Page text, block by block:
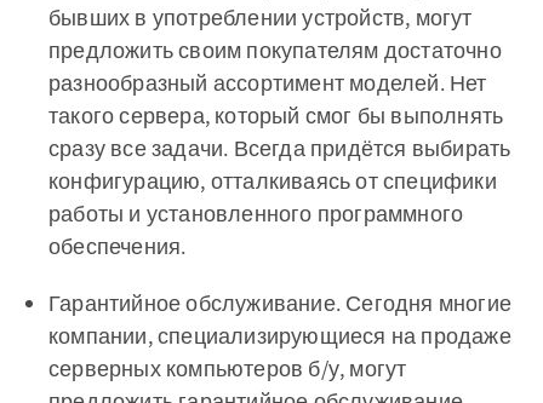
бывших в употреблении устройств, могут
предложить своим покупателям достаточно
разнообразный ассортимент моделей. Нет
такого сервера, который смог бы выполнять
сразу все задачи. Всегда придётся выбирать
конфигурацию, отталкиваясь от специфики
работы и установленного программного
обеспечения.
Гарантийное обслуживание. Сегодня многие
компании, специализирующиеся на продаже
серверных компьютеров б/у, могут